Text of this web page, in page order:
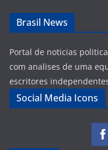
Brasil News
Portal de noticias
com analises de uma
escritores
Social Media Icons